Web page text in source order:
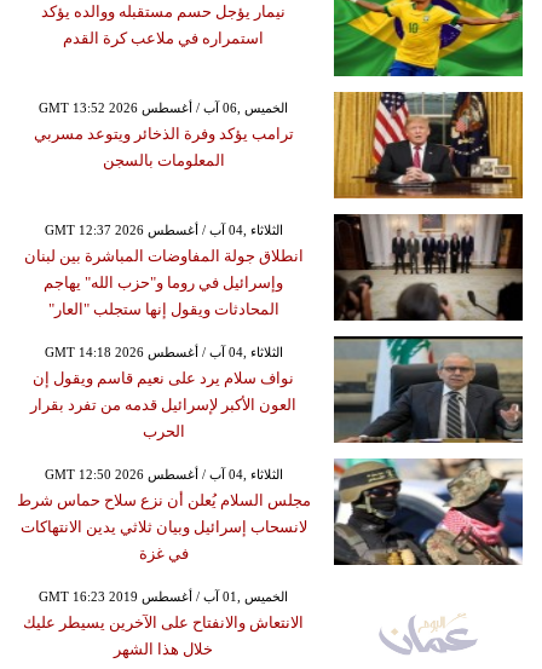
نيمار يؤجل حسم مستقبله ووالده يؤكد
استمراره في ملاعب كرة القدم
GMT 13:52 2026 الخميس ,06 آب / أغسطس
ترامب يؤكد وفرة الذخائر ويتوعد مسربي
المعلومات بالسجن
GMT 12:37 2026 الثلاثاء ,04 آب / أغسطس
انطلاق جولة المفاوضات المباشرة بين لبنان
وإسرائيل في روما و"حزب الله" يهاجم
المحادثات ويقول إنها ستجلب "العار"
GMT 14:18 2026 الثلاثاء ,04 آب / أغسطس
نواف سلام يرد على نعيم قاسم ويقول إن
العون الأكبر لإسرائيل قدمه من تفرد بقرار
الحرب
GMT 12:50 2026 الثلاثاء ,04 آب / أغسطس
مجلس السلام يُعلن أن نزع سلاح حماس شرط
لانسحاب إسرائيل وبيان ثلاثي يدين الانتهاكات
في غزة
GMT 16:23 2019 الخميس ,01 آب / أغسطس
الانتعاش والانفتاح على الآخرين يسيطر عليك
خلال هذا الشهر